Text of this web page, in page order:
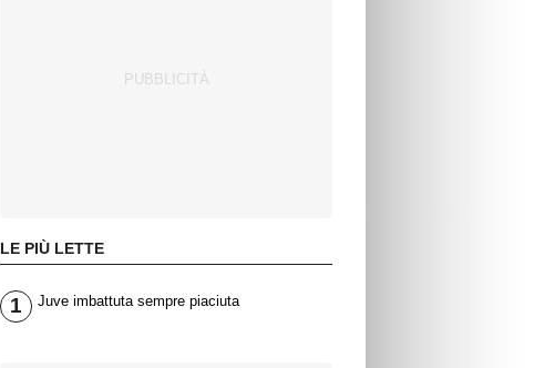
LE PIÙ LETTE
1 Juve imbattuta sempre piaciuta